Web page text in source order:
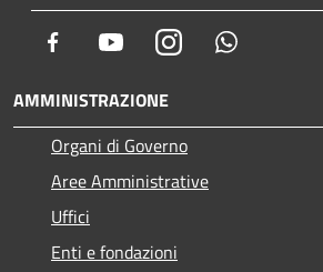
Facebook YoutubeInstagram
AMMINISTRAZIONE
Organi di Governo
Aree Amministrative
Uffici
Enti e fondazioni